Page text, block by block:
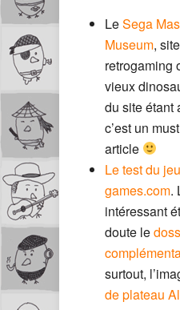
LeSega
Museum,
retrogaming
vieux
du site étant
c’est un
article
Le test du
games.com.
intéressant
doute le
surtout,
de plateau